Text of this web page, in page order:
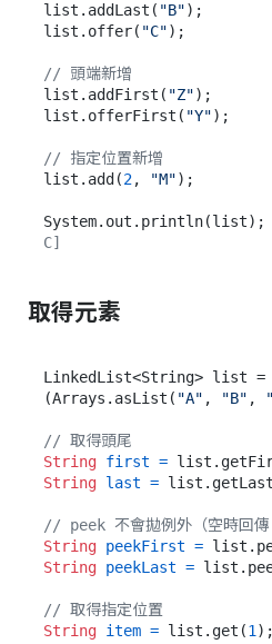
list.addLast( "B");
list.offer( "C");
// 頭端新增
list.addFirst( "Z");
list.offerFirst( "Y");
// 指定位置新增
list.add(2, "M");
C]
取得元素
LinkedList<String> list =
(Arrays.asList( "A" , "B" ,
// 取得頭尾
String first =
String last =
// peek 不會拋例外（空時回
String peekFirst =
String peekLast =
// 取得指定位置
String item = list.get(1